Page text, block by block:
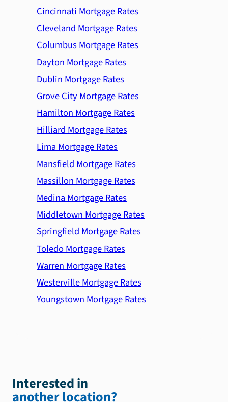
Cincinnati Mortgage Rates
Cleveland Mortgage Rates
Columbus Mortgage Rates
Dayton Mortgage Rates
Dublin Mortgage Rates
Grove City Mortgage Rates
Hamilton Mortgage Rates
Hilliard Mortgage Rates
Lima Mortgage Rates
Mansfield Mortgage Rates
Massillon Mortgage Rates
Medina Mortgage Rates
Middletown Mortgage Rates
Springfield Mortgage Rates
Toledo Mortgage Rates
Warren Mortgage Rates
Westerville Mortgage Rates
Youngstown Mortgage Rates
Interested in
another location?